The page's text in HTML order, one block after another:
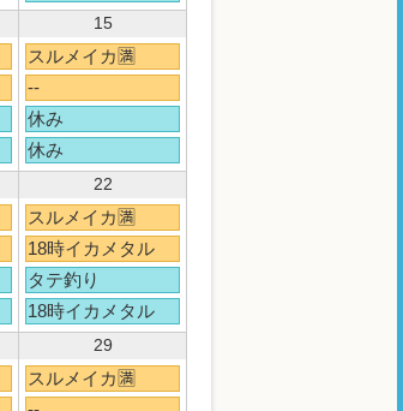
15
スルメイカ🈵
--
休み
休み
22
スルメイカ🈵
18時イカメタル
タテ釣り
18時イカメタル
29
スルメイカ🈵